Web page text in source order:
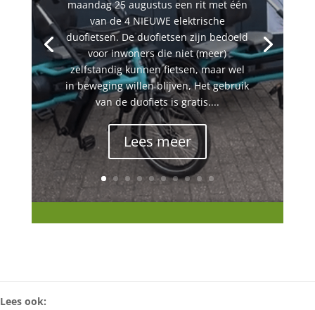
maandag 25 augustus een rit met één
van de 4 NIEUWE elektrische
duofietsen. De duofietsen zijn bedoeld
voor inwoners die niet (meer)
zelfstandig kunnen fietsen, maar wel
in beweging willen blijven, Het gebruik
van de duofiets is gratis....
Lees meer
Lees ook: